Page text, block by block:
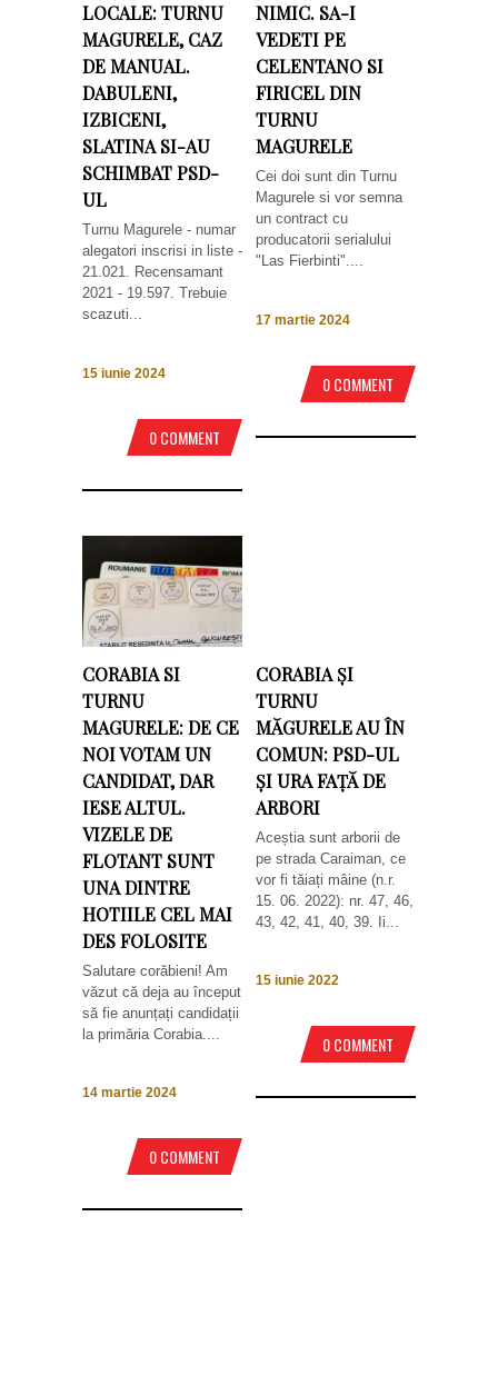
LOCALE: TURNU
MAGURELE, CAZ
DE MANUAL.
DABULENI,
IZBICENI,
SLATINA SI-AU
SCHIMBAT PSD-
UL
Turnu Magurele - numar
alegatori inscrisi in liste -
21.021. Recensamant
2021 - 19.597. Trebuie
scazuti...
15 iunie 2024
0 COMMENT
NIMIC. SA-I
VEDETI PE
CELENTANO SI
FIRICEL DIN
TURNU
MAGURELE
Cei doi sunt din Turnu
Magurele si vor semna
un contract cu
producatorii serialului
"Las Fierbinti"....
17 martie 2024
0 COMMENT
CORABIA SI
TURNU
MAGURELE: DE CE
NOI VOTAM UN
CANDIDAT, DAR
IESE ALTUL.
VIZELE DE
FLOTANT SUNT
UNA DINTRE
HOTIILE CEL MAI
DES FOLOSITE
Salutare corăbieni! Am
văzut că deja au început
să fie anunțați candidații
la primăria Corabia....
14 martie 2024
0 COMMENT
CORABIA ȘI
TURNU
MĂGURELE AU ÎN
COMUN: PSD-UL
ȘI URA FAȚĂ DE
ARBORI
Aceștia sunt arborii de
pe strada Caraiman, ce
vor fi tăiați mâine (n.r.
15. 06. 2022): nr. 47, 46,
43, 42, 41, 40, 39. Ii...
15 iunie 2022
0 COMMENT